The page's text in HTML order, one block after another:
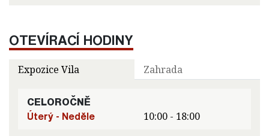
OTEVÍRACÍ HODINY
Expozice Vila Zahrada
CELOROČNĚ
Úterý - Neděle
10:00 - 18:00